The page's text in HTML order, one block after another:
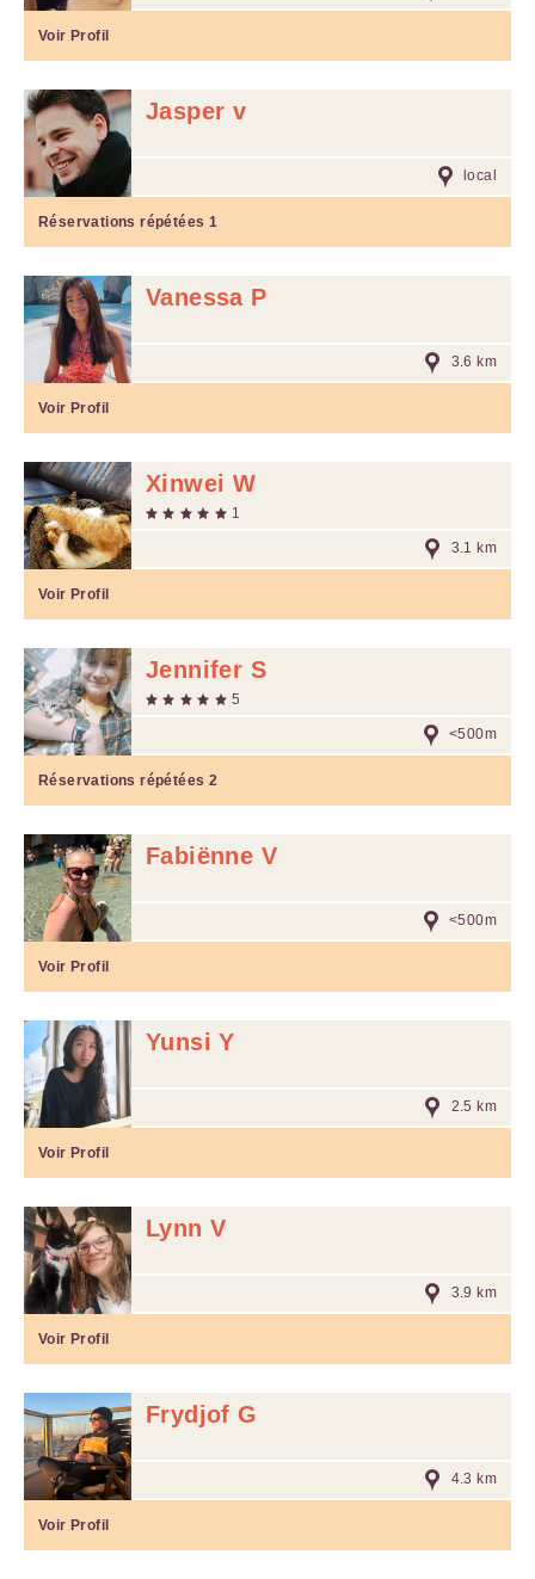
Voir Profil
Jasper v
local
Réservations répétées 1
Vanessa P
3.6 km
Voir Profil
Xinwei W
1
3.1 km
Voir Profil
Jennifer S
5
<500m
Réservations répétées 2
Fabiënne V
<500m
Voir Profil
Yunsi Y
2.5 km
Voir Profil
Lynn V
3.9 km
Voir Profil
Frydjof G
4.3 km
Voir Profil